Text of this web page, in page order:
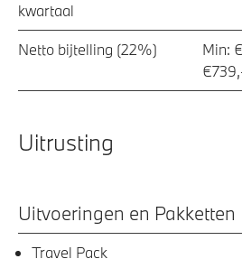
kwartaal
Netto bijtelling (22%)
Min:
Uitrusting
Uitvoeringen en Pakketten
Travel Pack